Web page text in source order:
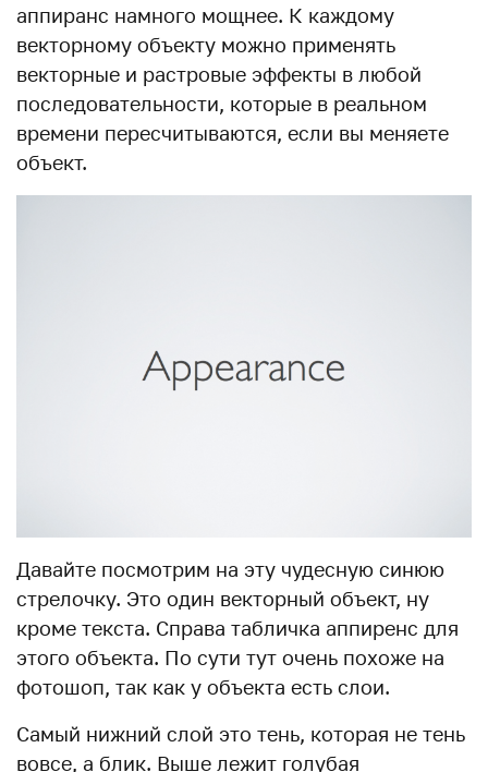
аппиранс намного мощнее. К каждому
векторному объекту можно применять
векторные и растровые эффекты в любой
последовательности, которые в реальном
времени пересчитываются, если вы меняете
объект.
Давайте посмотрим на эту чудесную синюю
стрелочку. Это один векторный объект, ну
кроме текста. Справа табличка аппиренс для
этого объекта. По сути тут очень похоже на
фотошоп, так как у объекта есть слои.
Самый нижний слой это тень, которая не тень
вовсе, а блик. Выше лежит голубая